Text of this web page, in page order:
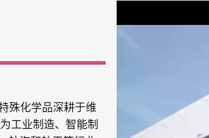
殊化学品深耕于维
工业制造、智能制